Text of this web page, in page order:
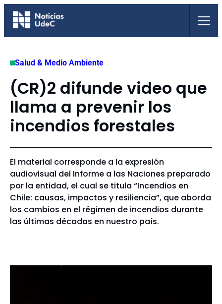
Saltar
Salud & Medio Ambiente
(CR)2 difunde video que
llama a prevenir los
incendios forestales
El material corresponde a la expresión
audiovisual del Informe a las Naciones preparado
por la entidad, el cual se titula “Incendios en
Chile: causas, impactos y resiliencia”, que aborda
los cambios en el régimen de incendios durante
las últimas décadas en nuestro país.